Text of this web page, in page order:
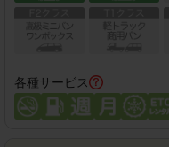
各種サービス